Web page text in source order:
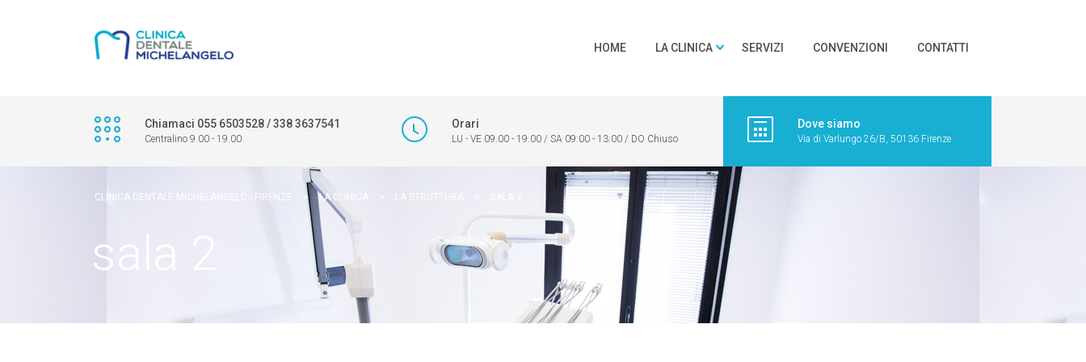
HOME LA CLINICA SERVIZI CONVENZIONI CONTATTI
Chiamaci 055 6503528 / 338 3637541
Centralino 9.00 - 19.00
Orari
LU - VE 09.00 - 19.00 / SA 09:00 - 13:00 / DO Chiuso
Dove siamo
Via di Varlungo 26/B, 50136 Firenze
CLINICA DENTALE MICHELANGELO - FIRENZE > LA CLINICA LA STRUTTURA
sala 2